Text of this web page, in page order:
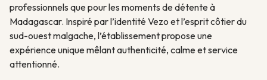
professionnels que pour les moments de détente à
Madagascar. Inspiré par l’identité Vezo et l’esprit côtier du
sud-ouest malgache, l’établissement propose une
expérience unique mêlant authenticité, calme et service
attentionné.